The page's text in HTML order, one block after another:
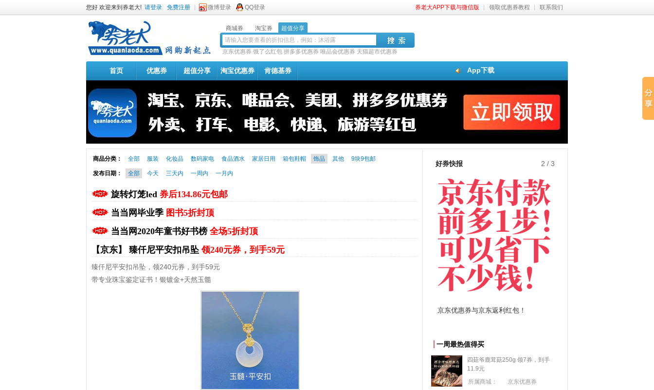
您好 欢迎来到券老大! 请登录 免费注册 微博登录 QQ登录 券老大APP下载与微信版 领取优惠券教程 联系我们
商城券 淘宝券 超值分享
京东优惠券 饿了么红包 拼多多优惠券 唯品会优惠券 天猫超市优惠券
App下载
首页 优惠券 超值分享 淘宝优惠券 肯德基券
商品分类： 全部 服装 化妆品 数码家电 食品酒水 家居日用 箱包鞋帽 饰品 其他 9块9包邮
发布日期： 全部 今天 三天内 一周内 一月内
旋转灯笼led 券后134.86元包邮
当当网毕业季 图书5折封顶
当当网2020年童书好书榜 全场5折封顶
【京东】 臻仟尼平安扣吊坠领240元券，到手59元
臻仟尼平安扣吊坠，领240元券，到手59元
带专业珠宝鉴定证书！银镀金+天然玉髓
好券快报 3 / 3
拼多多优惠券+拼多多返利
一周最热值得买
四菇爷鹿茸菇250g 领7券，到手
11.9元
所属商城：
京东优惠券